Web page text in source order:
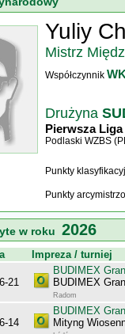
Yuliy
Mistrz
Współczynnik
Drużyna
Pierwsza Liga
Podlaski WZBS
Punkty
Punkty
w roku 2026
Impreza / turniej
21
BUDIMEX
BUDIMEX
Radom
14
BUDIMEX
Mityng